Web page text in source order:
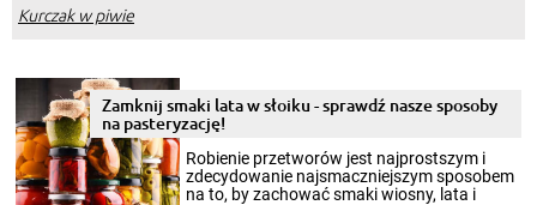
Kurczak w piwie
Zamknij smaki lata w słoiku - sprawdź nasze sposoby
na pasteryzację!
Robienie przetworów jest najprostszym i
zdecydowanie najsmaczniejszym sposobem
na to, by zachować smaki wiosny, lata i